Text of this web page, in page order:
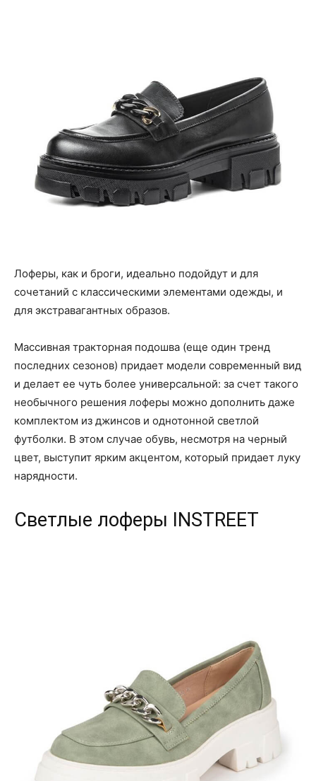
Лоферы, как и броги, идеально подойдут и для
сочетаний с классическими элементами одежды, и
для экстравагантных образов.
Массивная тракторная подошва (еще один тренд
последних сезонов) придает модели современный вид
и делает ее чуть более универсальной: за счет такого
необычного решения лоферы можно дополнить даже
комплектом из джинсов и однотонной светлой
футболки. В этом случае обувь, несмотря на черный
цвет, выступит ярким акцентом, который придает луку
нарядности.
Светлые лоферы INSTREET